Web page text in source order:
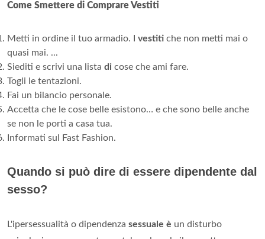
Come Smettere di Comprare Vestiti
Metti in ordine il tuo armadio. I vestiti che non metti mai o
quasi mai. ...
Siediti e scrivi una lista di cose che ami fare.
Togli le tentazioni.
Fai un bilancio personale.
Accetta che le cose belle esistono… e che sono belle anche
se non le porti a casa tua.
Informati sul Fast Fashion.
Quando si può dire di essere dipendente dal
sesso?
L'ipersessualità o dipendenza sessuale è un disturbo